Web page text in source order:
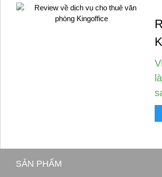
SẢN PHẨM